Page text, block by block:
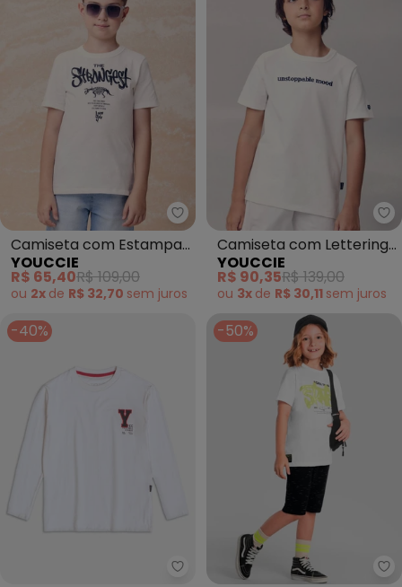
Youccie - Camiseta com
Camiseta com Estampa
Jurassic (Branco)
YOUCCIE
R$ 65,40R$ 109,00
ou 2x de R$ 32,70 sem juros
Camiseta com Lettering
(Branco)
YOUCCIE
R$ 90,35R$ 139,00
ou 3x de R$ 30,11 sem juros
-40%
Youccie - Camiseta Off White
-50%